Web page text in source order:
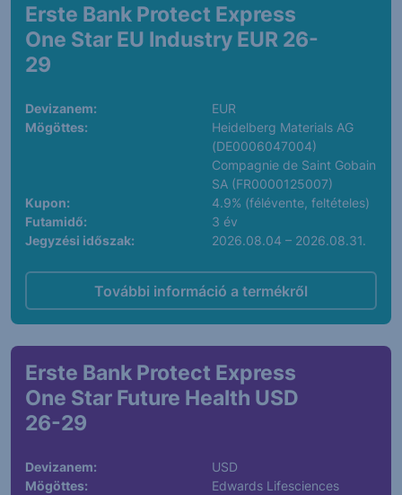
Erste Bank Protect Express
One Star EU Industry EUR 26-
29
Devizanem:
EUR
Mögöttes:
Heidelberg Materials AG
(DE0006047004)
Compagnie de Saint Gobain
SA (FR0000125007)
Kupon:
4.9% (félévente, feltételes)
Futamidő:
3 év
Jegyzési időszak:
2026.08.04 – 2026.08.31.
További információ a termékről
Erste Bank Protect Express
One Star Future Health USD
26-29
Devizanem:
USD
Mögöttes:
Edwards Lifesciences